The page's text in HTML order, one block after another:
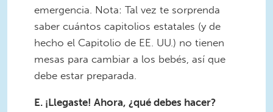
emergencia. Nota: Tal vez te sorprenda
saber cuántos capitolios estatales (y de
hecho el Capitolio de EE. UU.) no tienen
mesas para cambiar a los bebés, así que
debe estar preparada.
E. ¡Llegaste! Ahora, ¿qué debes hacer?